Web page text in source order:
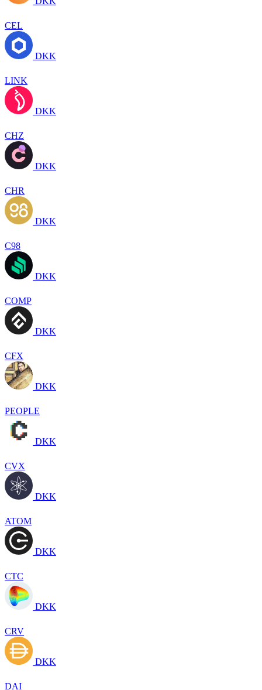
CEL
DKK
LINK
DKK
CHZ
DKK
CHR
DKK
C98
DKK
COMP
DKK
CFX
DKK
PEOPLE
DKK
CVX
DKK
ATOM
DKK
CTC
DKK
CRV
DKK
DAI